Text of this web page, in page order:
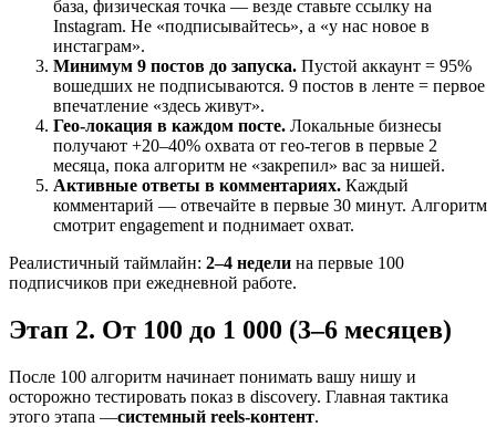
база, физическая точка — везде ставьте ссылку на
Instagram. Не «подписывайтесь», а «у нас новое в
инстаграм».
Минимум 9 постов до запуска. Пустой аккаунт = 95%
вошедших не подписываются. 9 постов в ленте = первое
впечатление «здесь живут».
Гео-локация в каждом посте. Локальные бизнесы
получают +20–40% охвата от гео-тегов в первые 2
месяца, пока алгоритм не «закрепил» вас за нишей.
Активные ответы в комментариях. Каждый
комментарий — отвечайте в первые 30 минут. Алгоритм
смотрит engagement и поднимает охват.
Реалистичный таймлайн: 2–4 недели на первые 100
подписчиков при ежедневной работе.
Этап 2. От 100 до 1 000 (3–6 месяцев)
После 100 алгоритм начинает понимать вашу нишу и
осторожно тестировать показ в discovery. Главная тактика
этого этапа —системный reels-контент.